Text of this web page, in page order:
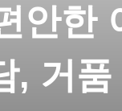
안한
, 거